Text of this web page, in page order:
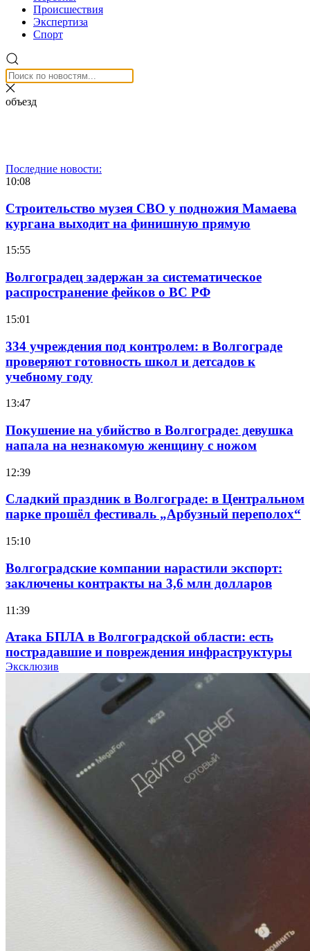
Происшествия
Экспертиза
Спорт
объезд
Последние новости:
10:08
Строительство музея СВО у подножия Мамаева
кургана выходит на финишную прямую
15:55
Волгоградец задержан за систематическое
распространение фейков о ВС РФ
15:01
334 учреждения под контролем: в Волгограде
проверяют готовность школ и детсадов к
учебному году
13:47
Покушение на убийство в Волгограде: девушка
напала на незнакомую женщину с ножом
12:39
Сладкий праздник в Волгограде: в Центральном
парке прошёл фестиваль „Арбузный переполох“
15:10
Волгоградские компании нарастили экспорт:
заключены контракты на 3,6 млн долларов
11:39
Атака БПЛА в Волгоградской области: есть
пострадавшие и повреждения инфраструктуры
Волгоградские вузы в топе зарплатного
рейтинга: ВолгГТУ и ВолгГМУ вошли в топ‑15
для химической отрасли и фармацевтики
18:39
В Красноармейском районе Волгограда стартует
конкурс на ремонт моста через Волго‑Донской
судоходный канал
Фестиваль #ТриЧетыре в Волгограде пройдёт
11–13 сентября в рамках Года единства народов
Эксклюзив